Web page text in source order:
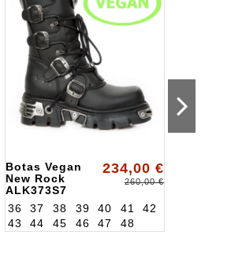
Botas Vegan
New Rock
ALK373S7
234,00 €
260,00 €
36 37 38 39 40 41
42
43
44 45 46 47 48